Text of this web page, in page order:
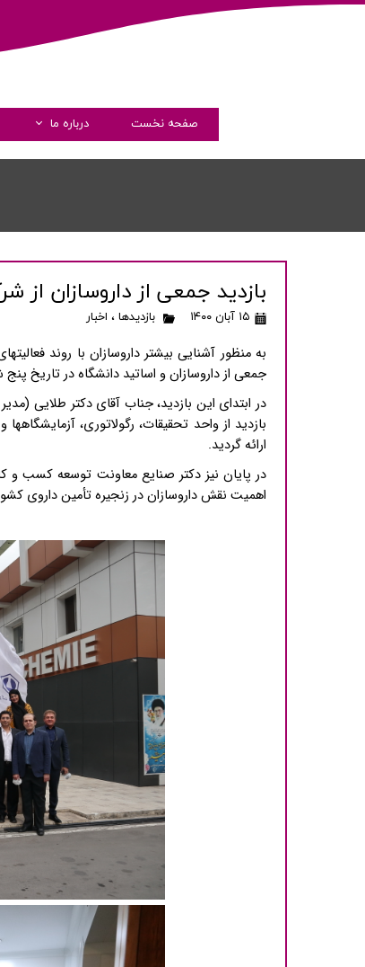
صفحه نخست درباره ما
پیام
شرکت
بازدید جمعی از داروسازان از
۱۵ آبان ۱۴۰۰ بازدیدها ، اخبار
به منظور آشنایی بیشتر داروسازان با روند
جمعی از داروسازان و اساتید دانشگاه در تاریخ پنج شنبه 1400/08/13 بازدید
در ابتدای این بازدید، جناب آقای دکتر طلایی
بازدید از واحد تحقیقات، رگولاتوری،
ارائه گردید.
در پایان نیز دکتر صنایع معاونت توسعه کسب و
اهمیت نقش داروسازان در زنجیره تأمین داروی